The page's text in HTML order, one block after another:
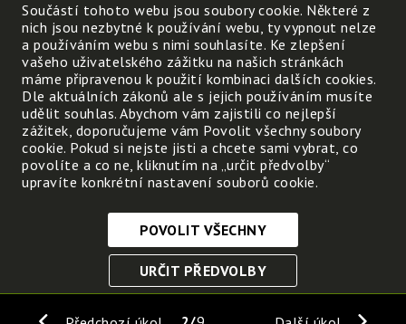
Doplň větu: Sluneční záření je zdrojem E - - -
Odkud člověk získává organické látky?
Obsahuje lidské tělo také nějaké minerální
Odkud se získávají?
Doplň větu: Sluneční záření
Součástí tohoto webu jsou soubory cookie. Některé z
nich jsou nezbytné k používání webu, ty vypnout nelze
a používáním webu s nimi souhlasíte. Ke zlepšení
vašeho uživatelského zážitku na našich stránkách
máme připravenou k použití kombinaci dalších cookies.
Dle aktuálních zákonů ale s jejich používáním musíte
udělit souhlas. Abychom vám zajistili co nejlepší
zážitek, doporučujeme vám Povolit všechny soubory
cookie. Pokud si nejste jisti a chcete sami vybrat, co
povolíte a co ne, kliknutím na „určit předvolby“
upravíte konkrétní nastavení souborů cookie.
Nezbytně nutné cookies
Tyto soubory cookie jsou nezbytné, abyste se mohli
funkce. Bez těchto cookies by webové stránky
POVOLIT VŠECHNY
URČIT PŘEDVOLBY